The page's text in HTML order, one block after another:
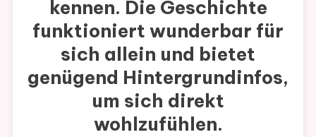
kennen. Die Geschichte
funktioniert wunderbar für
sich allein und bietet
genügend Hintergrundinfos,
um sich direkt
wohlzufühlen.